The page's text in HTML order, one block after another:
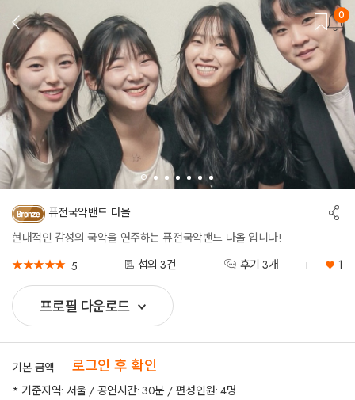
뒤
로
가
기
0
퓨전국악밴드 다올
현대적인 감성의 국악을 연주하는 퓨전국악밴드 다올 입니다!
★★★★★
★★★★★ 5 섭외 3건 후기 3개 1
프로필 다운로드
공
유
기본 금액 로그인 후 확인
* 기준지역: 서울 / 공연시간: 30분 / 편성인원: 4명